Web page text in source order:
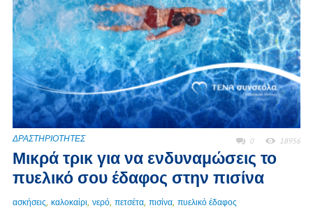
ΔΡΑΣΤΗΡΙΟΤΗΤΕΣ 0 18956
Μικρά τρικ για να ενδυναμώσεις το
πυελικό σου έδαφος στην πισίνα
ασκήσεις, καλοκαίρι, νερό, πετσέτα, πισίνα, πυελικό έδαφος